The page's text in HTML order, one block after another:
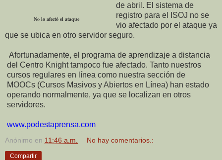
No lo afectó el ataque
de abril. El sistema de
registro para el ISOJ no se
vio afectado por el ataque ya
que se ubica en otro servidor seguro.
Afortunadamente, el programa de aprendizaje a distancia
del Centro Knight tampoco fue afectado. Tanto nuestros
cursos regulares en línea como nuestra sección de
MOOCs (Cursos Masivos y Abiertos en Línea) han estado
operando normalmente, ya que se localizan en otros
servidores.
www.podestaprensa.com
Anónimo en 11:46 a.m. No hay comentarios.:
Compartir